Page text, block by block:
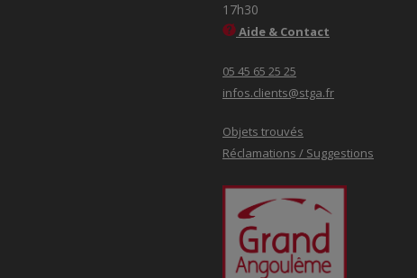
17h30
Aide & Contact
05 45 65 25 25
infos.clients@stga.fr
Objets trouvés
Réclamations / Suggestions